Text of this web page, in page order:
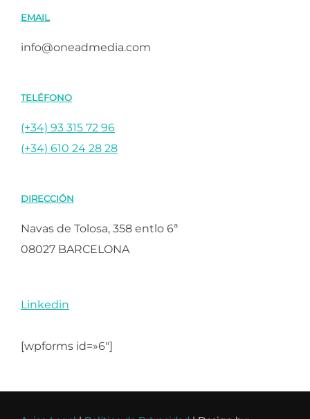
EMAIL
info@oneadmedia.com
TELÉFONO
(+34) 93 315 72 96
(+34) 610 24 28 28
DIRECCIÓN
Navas de Tolosa, 358 entlo 6ª
08027 BARCELONA
Linkedin
[wpforms id=»6″]